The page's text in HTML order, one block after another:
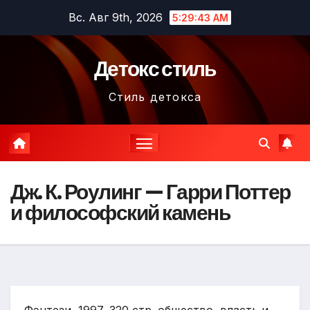
содержимому
Вс. Авг 9th, 2026 5:29:45 AM
Детокс стиль
Стиль детокса
Дж. К. Роулинг — Гарри Поттер
и философский камень